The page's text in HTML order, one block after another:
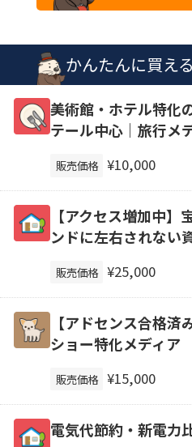
かんたんに買え
美術館・ホテル特化
テール中心｜旅行メ
販売価格 ¥10,000
【アクセス増加中
ンドに左右されない
販売価格 ¥25,000
【アドセンス合格
ショー特化メディア
販売価格 ¥15,000
電気代節約・新電力